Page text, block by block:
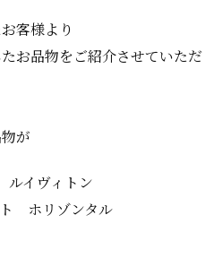
客様より
お品物をご紹介させていただ
が
イヴィトン
ト ホリゾンタル